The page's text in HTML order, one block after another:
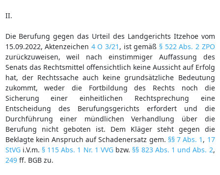
II.
Die Berufung gegen das Urteil des Landgerichts Itzehoe vom
15.09.2022, Aktenzeichen 4 O 3/21 , ist gemäß § 522 Abs. 2 ZPO
zurückzuweisen, weil nach einstimmiger Auffassung des
Senats das Rechtsmittel offensichtlich keine Aussicht auf Erfolg
hat, der Rechtssache auch keine grundsätzliche Bedeutung
zukommt, weder die Fortbildung des Rechts noch die
Sicherung einer einheitlichen Rechtsprechung eine
Entscheidung des Berufungsgerichts erfordert und die
Durchführung einer mündlichen Verhandlung über die
Berufung nicht geboten ist. Dem Kläger steht gegen die
Beklagte kein Anspruch auf Schadenersatz gem. §§ 7 Abs. 1 , 17
StVGi.V.m. § 115 Abs. 1 Nr. 1 VVG bzw. §§ 823 Abs. 1 und Abs. 2,
249ff. BGB zu.